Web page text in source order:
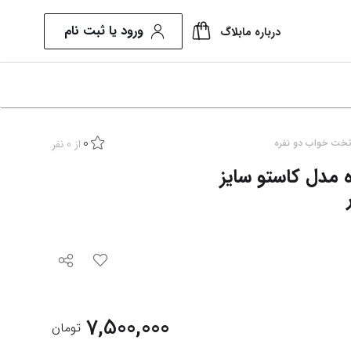
درباره مابلاگ ورود یا ثبت نام
تخت خواب دو نفره 0 از 0 نفر
کاستو سایز
7,500,000 تومان